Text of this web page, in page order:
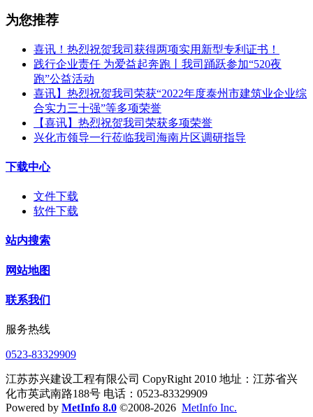
为您推荐
喜讯！热烈祝贺我司获得两项实用新型专利证书！
践行企业责任 为爱益起奔跑丨我司踊跃参加“520夜
跑”公益活动
喜讯】热烈祝贺我司荣获“2022年度泰州市建筑业企业综
合实力三十强”等多项荣誉
【喜讯】热烈祝贺我司荣获多项荣誉​
兴化市领导一行莅临我司海南片区调研指导
下载中心
文件下载
软件下载
站内搜索
网站地图
联系我们
服务热线
0523-83329909
江苏苏兴建设工程有限公司 CopyRight 2010 地址：江苏省兴
化市英武南路188号 电话：0523-83329909
Powered by MetInfo 8.0 ©2008-2026 MetInfo Inc.